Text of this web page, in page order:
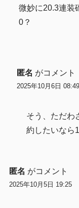
微妙に20.3連装
0？
匿名 がコメント
2025年10月6日 08:49
そう、ただわ
約したいなら
匿名 がコメント
2025年10月5日 19:25